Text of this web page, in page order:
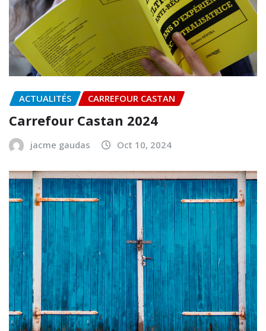
ACTUALITÉS CARREFOUR CASTAN
Carrefour Castan 2024
jacme gaudas Oct 10, 2024